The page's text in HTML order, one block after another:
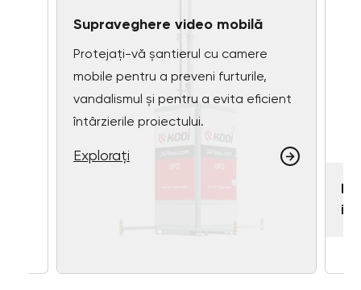
Supraveghere video mobilă
Protejați-vă șantierul cu camere
mobile pentru a preveni furturile,
vandalismul și pentru a evita eficient
întârzierile proiectului.
Explorați